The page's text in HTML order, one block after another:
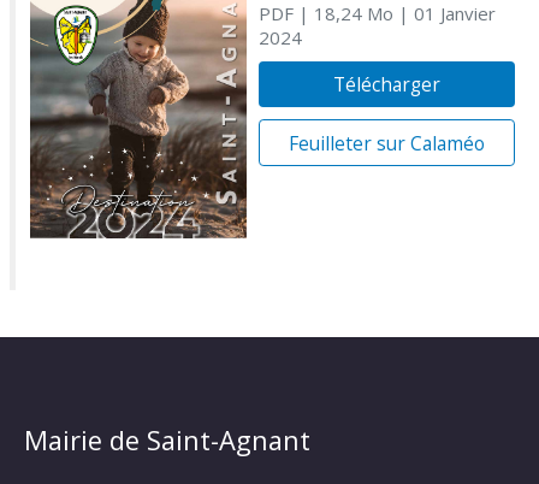
PDF| 18,24 Mo | 01 Janvier
2024
Télécharger
Feuilleter sur Calaméo
Mairie de Saint-Agnant